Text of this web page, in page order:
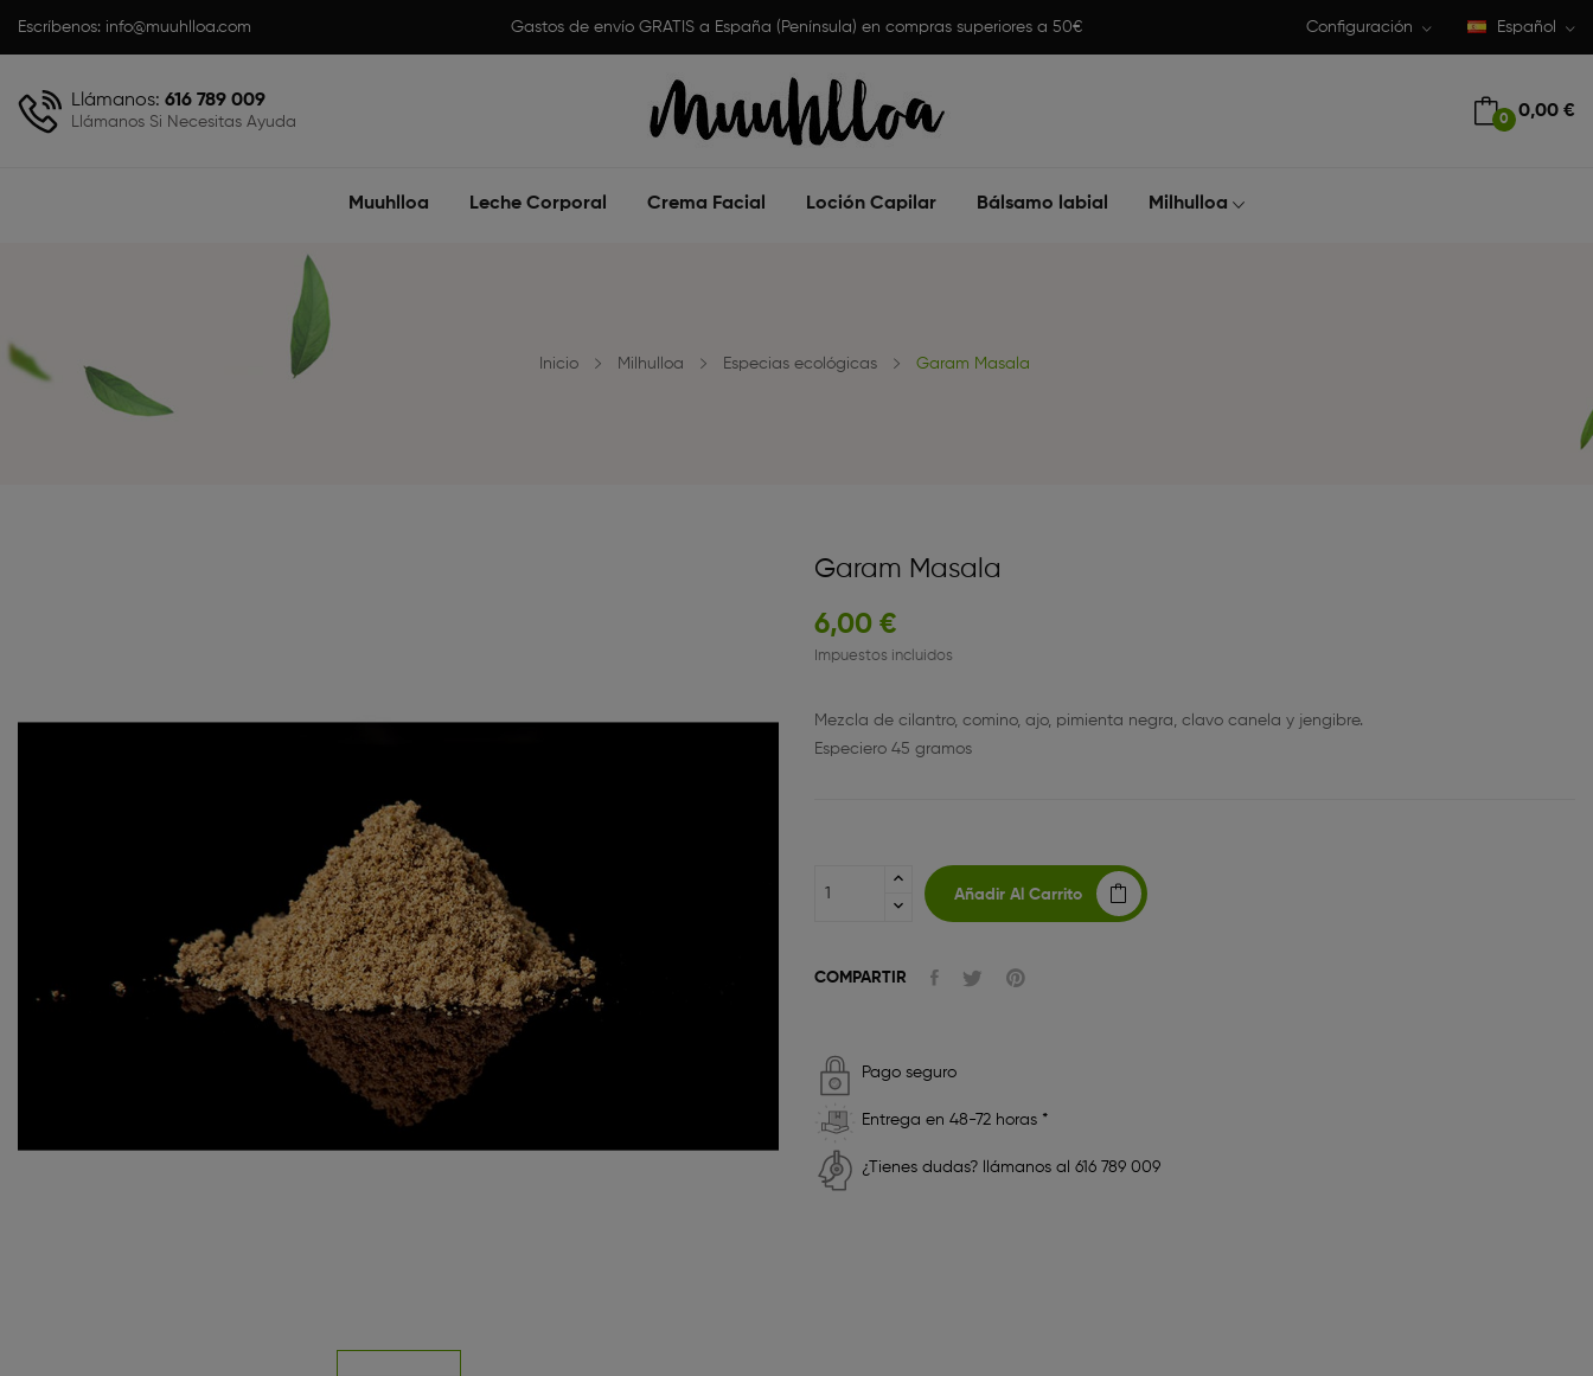
Escríbenos: info@muuhlloa.com Español
Configuración
Gastos de envío GRATIS a España (Península) en compras superiores a 50€
Llámanos: 616 789 009
Llámanos Si Necesitas Ayuda 0 0,00 €
Muuhlloa Leche Corporal Crema Facial Loción Capilar Bálsamo labial Milhulloa
Inicio Milhulloa Especias ecológicas Garam Masala
Garam Masala
6,00 €
Impuestos incluidos
Mezcla de cilantro, comino, ajo, pimienta negra, clavo canela y jengibre.
Especiero 45 gramos
Añadir Al Carrito
COMPARTIR
Pago seguro
Entrega en 48-72 horas *
¿Tienes dudas? llámanos al 616 789 009